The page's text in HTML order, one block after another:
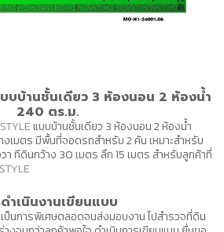
บบบ้านชั้นเดียว 3 ห้องนอน 2 ห้องน้ำ
240 ตร.ม.
แบบบ้านชั้นเดียว 3 ห้องนอน 2 ห้องน้ำ
เมตร มีพื้นที่จอดรถสำหรับ 2 คัน เหมาะสำหรับ
า ทีดินกว้าง 30 เมตร ลึก 15 เมตร สำหรับลูกค้าที่
ำเนินงานเขียนแบบ
ป็นการพิเศษตลอดจนส่งมอบงาน ไปสำรวจที่ดิน